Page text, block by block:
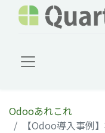
Odooあれこれ
【Odoo導入事例】株式会